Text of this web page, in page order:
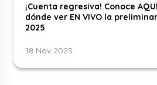
¡Cuenta regresiva! Conoce
dónde ver EN VIVO la
2025
18 Nov 2025